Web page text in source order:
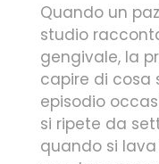
Quando un
studio
gengivale, la
capire di cosa
episodio
si ripete da
quando si